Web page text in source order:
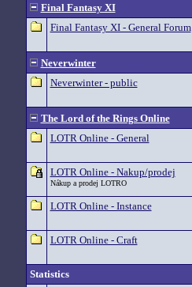
Final Fantasy XI
Final Fantasy XI - General Forum
Neverwinter
Neverwinter - public
The Lord of the Rings Online
LOTR Online - General
LOTR Online - Nakup/prodej
Nákup a prodej LOTRO
LOTR Online - Instance
LOTR Online - Craft
Statistics